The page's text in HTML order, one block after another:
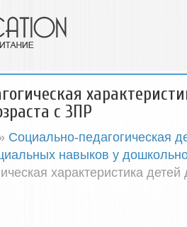
с ЗПР
Социально-педагогическая
навыков у
характеристика